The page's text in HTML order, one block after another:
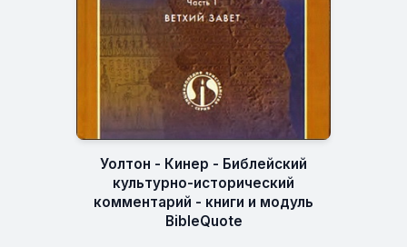
Уолтон - Кинер - Библейский
культурно-исторический
комментарий - книги и модуль
BibleQuote